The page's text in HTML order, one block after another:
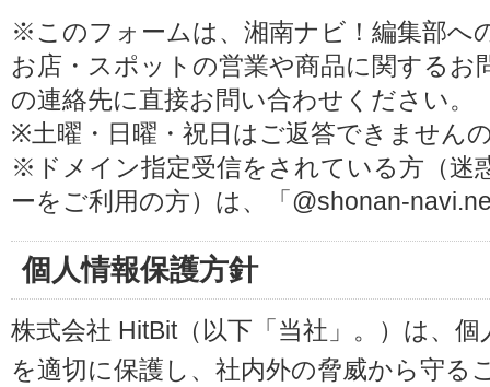
※このフォームは、湘南ナビ！編集部へ
お店・スポットの営業や商品に関する
の連絡先に直接お問い合わせください。
※土曜・日曜・祝日はご返答できません
※ドメイン指定受信をされている方（迷
ーをご利用の方）は、「@shonan-
個人情報保護方針
株式会社 HitBit（以下「当社」。）は、
を適切に保護し、社内外の脅威から守る